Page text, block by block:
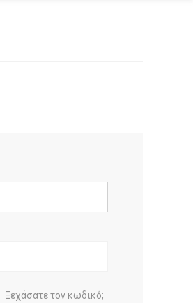
Ξεχάσατε τον κωδικό;